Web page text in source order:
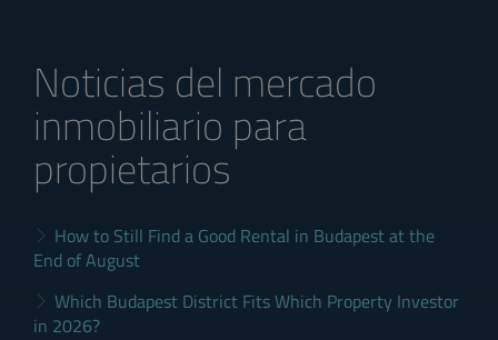
Noticias del mercado
inmobiliario para
propietarios
How to Still Find a Good Rental in Budapest at the
End of August
Which Budapest District Fits Which Property Investor
in 2026?